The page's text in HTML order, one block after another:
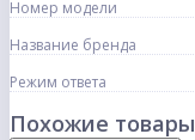
Номер модели
Название бренда
Режим ответа
Похожие товары